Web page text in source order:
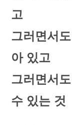
고
그러면서
아 있고
그러면서
수 있는 것